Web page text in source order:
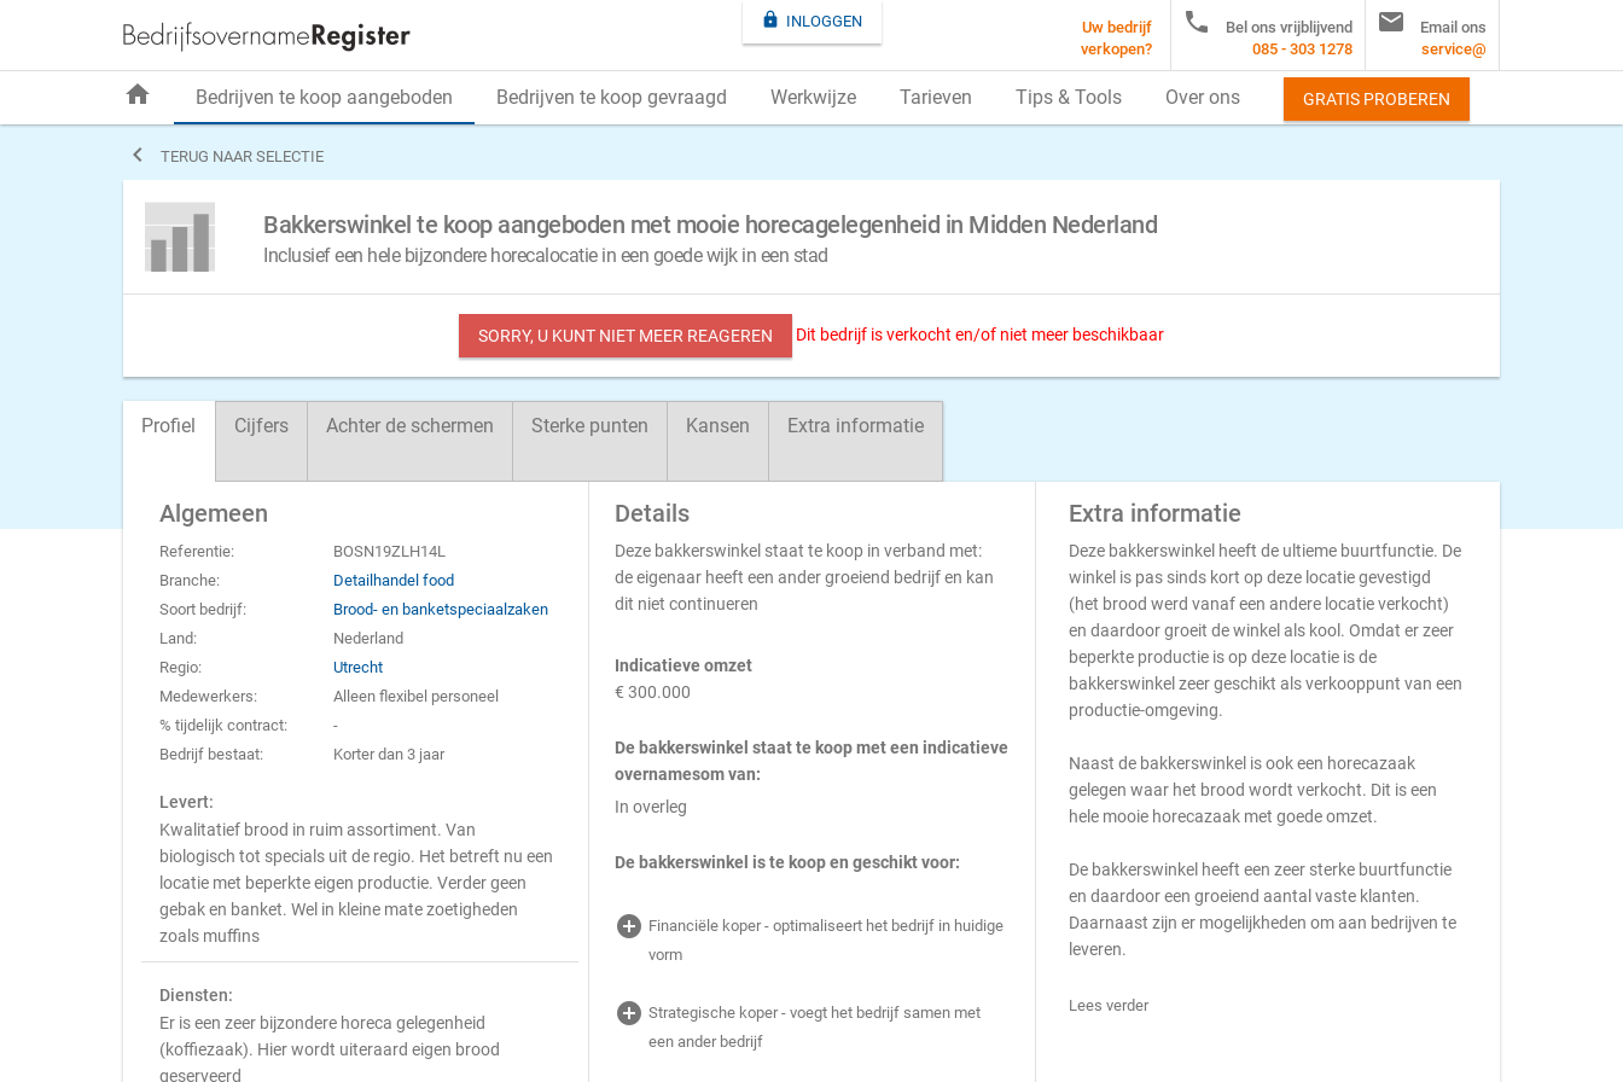
 TERUG NAAR SELECTIE
Bakkerswinkel te koop aangeboden met mooie horecagelegenheid in Midden Nederland
Inclusief een hele bijzondere horecalocatie in een goede wijk in een stad
SORRY, U KUNT NIET MEER REAGEREN Dit bedrijf is verkocht en/of niet meer beschikbaar
Profiel Cijfers Achter de schermen Sterke punten Kansen Extra informatie
Algemeen
Referentie:
BOSN19ZLH14L
Branche:
Detailhandel food
Soort bedrijf:
Brood- en banketspeciaalzaken
Land:
Nederland
Regio:
Utrecht
Medewerkers:
Alleen flexibel personeel
% tijdelijk contract:
-
Bedrijf bestaat:
Korter dan 3 jaar
Levert:
Kwalitatief brood in ruim assortiment. Van
biologisch tot specials uit de regio. Het betreft nu een
locatie met beperkte eigen productie. Verder geen
gebak en banket. Wel in kleine mate zoetigheden
zoals muffins
Diensten:
Er is een zeer bijzondere horeca gelegenheid
(koffiezaak). Hier wordt uiteraard eigen brood
geserveerd
Details
Deze bakkerswinkel staat te koop in verband met:
de eigenaar heeft een ander groeiend bedrijf en kan
dit niet continueren
Indicatieve omzet
€ 300.000
De bakkerswinkel staat te koop met een indicatieve
overnamesom van:
In overleg
De bakkerswinkel is te koop en geschikt voor:
add_circle Financiële koper - optimaliseert het bedrijf in huidige
vorm
add_circle Strategische koper - voegt het bedrijf samen met
een ander bedrijf
Extra informatie
Deze bakkerswinkel heeft de ultieme buurtfunctie. De
winkel is pas sinds kort op deze locatie gevestigd
(het brood werd vanaf een andere locatie verkocht)
en daardoor groeit de winkel als kool. Omdat er zeer
beperkte productie is op deze locatie is de
bakkerswinkel zeer geschikt als verkooppunt van een
productie-omgeving.
Naast de bakkerswinkel is ook een horecazaak
gelegen waar het brood wordt verkocht. Dit is een
hele mooie horecazaak met goede omzet.
De bakkerswinkel heeft een zeer sterke buurtfunctie
en daardoor een groeiend aantal vaste klanten.
Daarnaast zijn er mogelijkheden om aan bedrijven te
leveren.
Lees verder
 INLOGGEN
Uw bedrijf
verkopen?

Bel ons vrijblijvend
085 - 303 1278

Email ons
service@
home Bedrijven te koop aangeboden Bedrijven te koop gevraagd Werkwijze Tarieven Tips & Tools Over ons GRATIS PROBEREN